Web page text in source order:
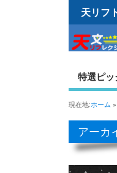
天リフ
特選ピ
現在地:ホーム »
アーカ